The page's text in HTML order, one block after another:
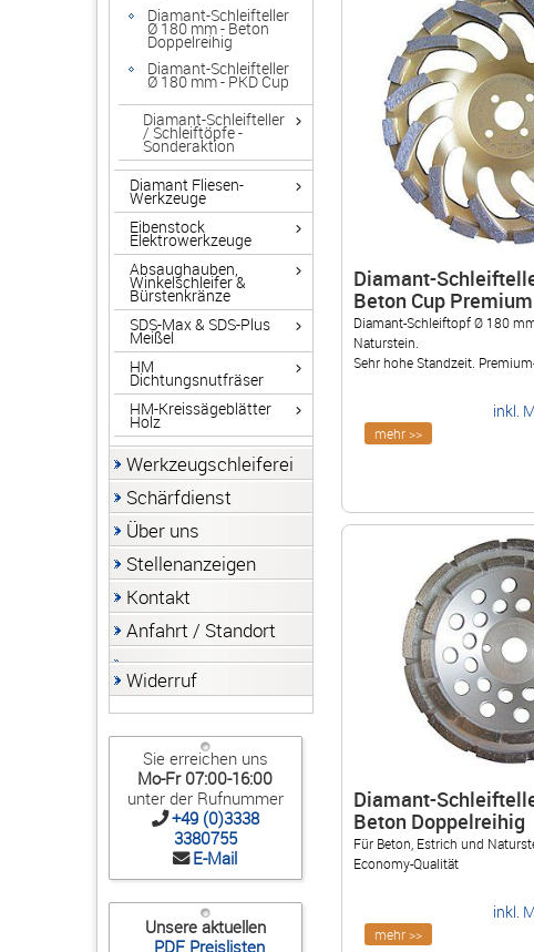
Diamant-Schleifteller
Ø 180 mm - Beton
Doppelreihig
Diamant-Schleifteller
Ø 180 mm - PKD Cup
Diamant-Schleifteller
/ Schleiftöpfe -
Sonderaktion
Diamant Fliesen-
Werkzeuge
Eibenstock
Elektrowerkzeuge
Absaughauben,
Winkelschleifer &
Bürstenkränze
SDS-Max & SDS-Plus
Meißel
HM
Dichtungsnutfräser
HM-Kreissägeblätter
Holz
Werkzeugschleiferei
Schärfdienst
Über uns
Stellenanzeigen
Kontakt
Anfahrt / Standort
Widerruf
Sie erreichen uns
Mo-Fr 07:00-16:00
unter der Rufnummer
+49 (0)3338
3380755
E-Mail
Unsere aktuellen
PDF Preislisten
Diamant-
Beton Cup Premium
Diamant-Schleiftopf Ø 180
Naturstein.
Sehr hohe Standzeit.
inkl.
mehr >>
Diamant-
Beton Doppelreihig
Für Beton, Estrich und
Economy-Qualität
inkl.
mehr >>